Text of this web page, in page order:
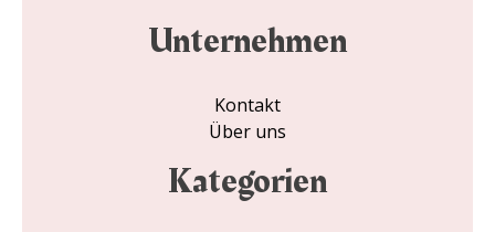
Unternehmen
Kontakt
Über uns
Kategorien